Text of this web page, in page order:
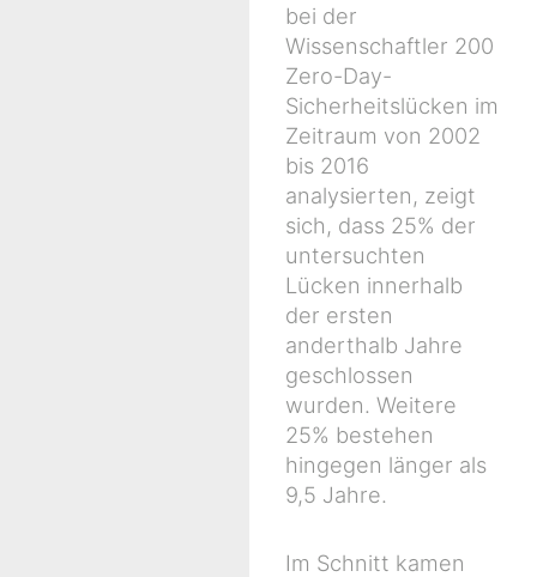
bei der
Wissenschaftler 200
Zero-Day-
Sicherheitslücken im
Zeitraum von 2002
bis 2016
analysierten, zeigt
sich, dass 25% der
untersuchten
Lücken innerhalb
der ersten
anderthalb Jahre
geschlossen
wurden. Weitere
25% bestehen
hingegen länger als
9,5 Jahre.
Im Schnitt kamen